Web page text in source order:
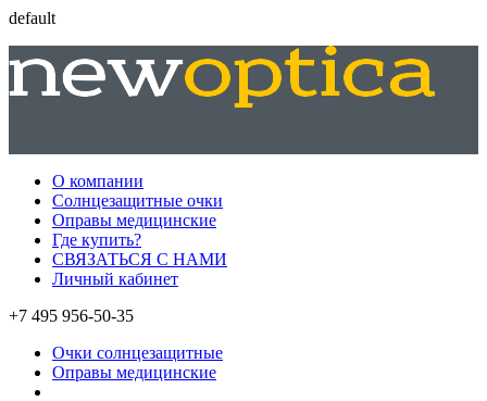
default
О компании
Солнцезащитные очки
Оправы медицинские
Где купить?
СВЯЗАТЬСЯ С НАМИ
Личный кабинет
+7 495 956-50-35
Очки солнцезащитные
Оправы медицинские